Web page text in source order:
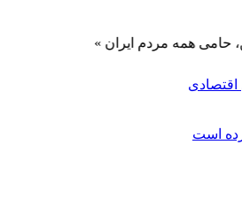
مردم ایران »
اقتصادی
است